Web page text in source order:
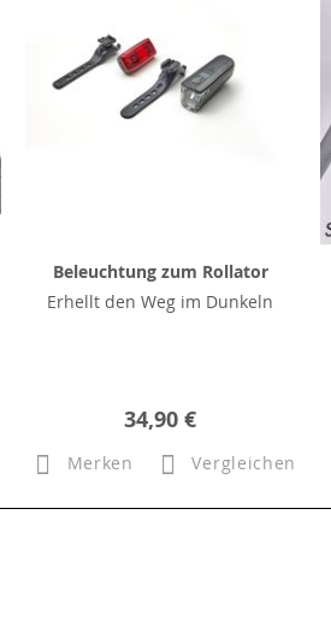
Beleuchtung zum Rollator
Erhellt den Weg im Dunkeln
34,90 €
Merken Vergleichen